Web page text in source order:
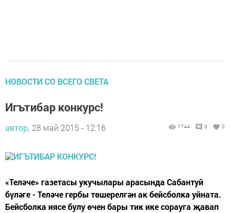
НОВОСТИ СО ВСЕГО СВЕТА
Игътибар конкурс!
автор, 28 май 2015 - 12:16 1744 0 0
«Теләче» газетасы укучылары арасында Сабантуй
бүләге - Теләче гербы төшерелгән ак бейсболка уйната.
Бейсболка иясе булу өчен бары тик ике сорауга җавап